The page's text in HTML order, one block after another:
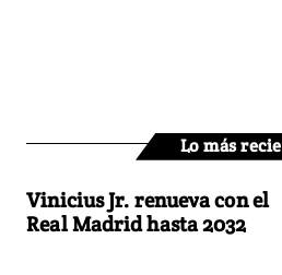
Lo más
Vinicius Jr. renueva con el
Real Madrid hasta 2032